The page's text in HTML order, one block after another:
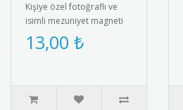
Kişiye özel fotoğraflı ve
isimli mezuniyet magneti
ile mezuniyet anını anlamlı
bir hediyeyle ölümsüz..
13,00 ₺